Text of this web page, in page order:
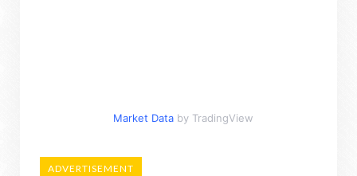
Market Data by TradingView
ADVERTISEMENT